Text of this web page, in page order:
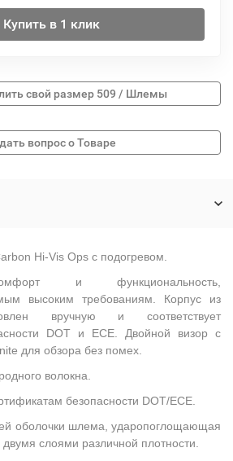
Купить в 1 клик
свой размер 509 / Шлемы
Hi-Vis Ops с подогревом.
и функциональность,
высоким требованиям. Корпус из
вручную и соответствует
DOT и ECE. Двойной визор с
для обзора без помех.
волокна.
безопасности DOT/ECE.
оболочки шлема, ударопоглощающая
двумя слоями различной плотности.